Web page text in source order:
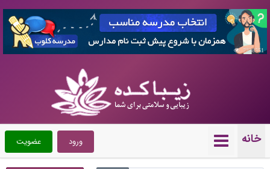
7358551
خانه عضویت ورود